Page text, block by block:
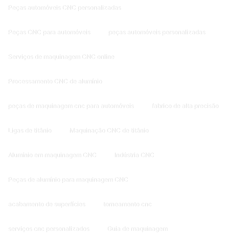
Peças automóveis CNC personalizadas
Peças CNC para automóveis peças automóveis personalizadas
Serviços de maquinagem CNC online
Processamento CNC de alumínio
peças de maquinagem cnc para automóveis fabrico de alta precisão
Ligas de titânio Maquinação CNC de titânio
Alumínio em maquinagem CNC Indústria CNC
Peças de alumínio para maquinagem CNC
acabamento de superfícies torneamento cnc
serviços cnc personalizados Guia de maquinagem